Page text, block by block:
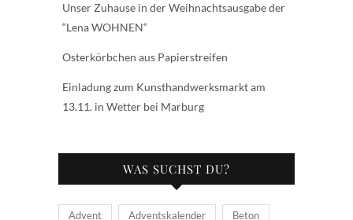
Unser Zuhause in der Weihnachtsausgabe der
“Lena WOHNEN“
Osterkörbchen aus Papierstreifen
Einladung zum Kunsthandwerksmarkt am
13.11. in Wetter bei Marburg
WAS SUCHST DU?
Advent Adventskalender Beton